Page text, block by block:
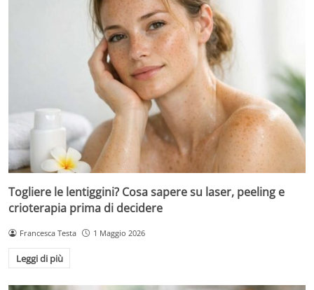
Togliere le lentiggini? Cosa sapere su laser, peeling e
crioterapia prima di decidere
Francesca Testa 1 Maggio 2026
Leggi di più